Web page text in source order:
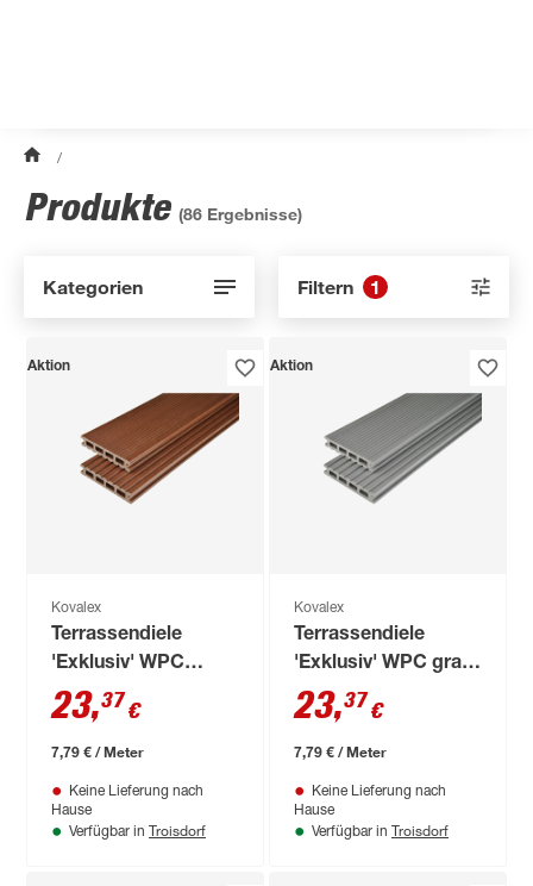
/
Produkte (86 Ergebnisse)
Kategorien Filtern 1
Aktion
Kovalex
Terrassendiele
'Exklusiv' WPC
braun 3000 x 145 x
26 mm
23,37€
7,79 € / Meter
Keine Lieferung nach
Hause
Verfügbar in Troisdorf
Aktion
Kovalex
Terrassendiele
'Exklusiv' WPC grau
3000 x 145 x 26 mm
23,37€
7,79 € / Meter
Keine Lieferung nach
Hause
Verfügbar in Troisdorf